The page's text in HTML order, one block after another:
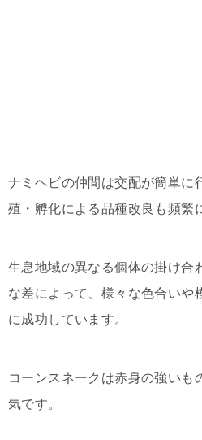
ナミヘビの仲間は交配が簡単に
殖・孵化による品種改良も頻繁
生息地域の異なる個体の掛け合
な差によって、様々な色合いや
に成功しています。
コーンスネークは赤身の強いも
気です。